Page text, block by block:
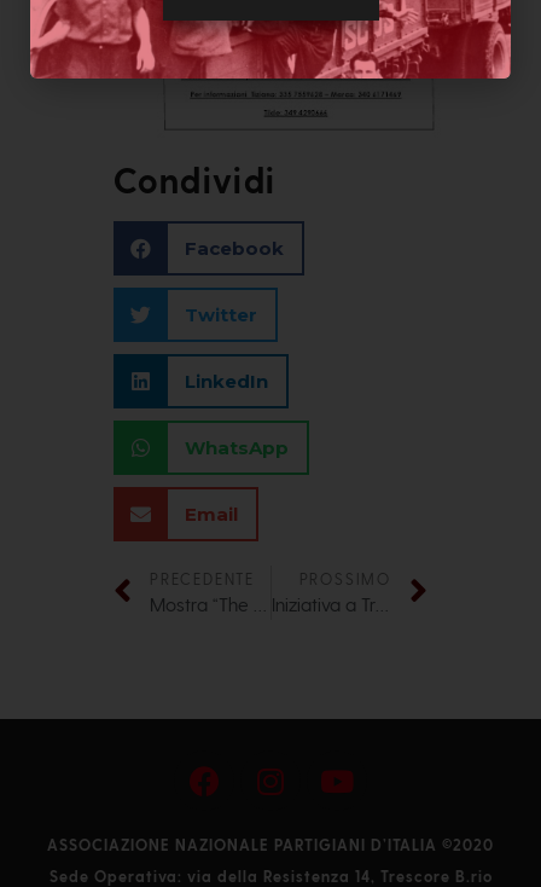
Condividi
Facebook
Twitter
LinkedIn
WhatsApp
Email
PRECEDENTE PROSSIMO
Iniziativa a Trescore Balneario
ASSOCIAZIONE NAZIONALE PARTIGIANI D’ITALIA ©2020
Sede Operativa: via della Resistenza 14, Trescore B.rio